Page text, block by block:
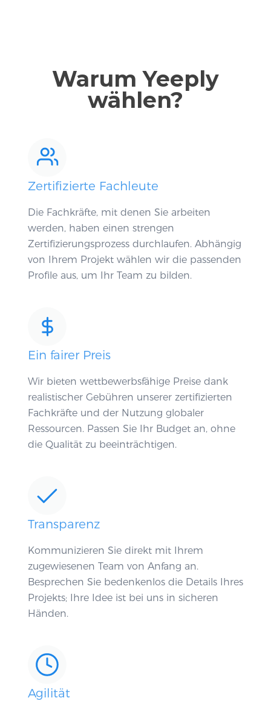
Warum Yeeply
wählen?
Zertifizierte Fachleute
Die Fachkräfte, mit denen Sie arbeiten
werden, haben einen strengen
Zertifizierungsprozess durchlaufen. Abhängig
von Ihrem Projekt wählen wir die passenden
Profile aus, um Ihr Team zu bilden.
Ein fairer Preis
Wir bieten wettbewerbsfähige Preise dank
realistischer Gebühren unserer zertifizierten
Fachkräfte und der Nutzung globaler
Ressourcen. Passen Sie Ihr Budget an, ohne
die Qualität zu beeinträchtigen.
Transparenz
Kommunizieren Sie direkt mit Ihrem
zugewiesenen Team von Anfang an.
Besprechen Sie bedenkenlos die Details Ihres
Projekts; Ihre Idee ist bei uns in sicheren
Händen.
Agilität